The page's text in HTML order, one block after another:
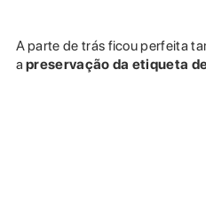
A parte de trás ficou perfeita
apreservação da etiqueta